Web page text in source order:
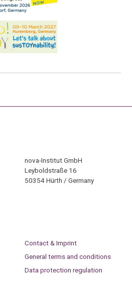
nova-Institut GmbH
Leyboldstraße 16
50354 Hürth / Germany
Contact & Imprint
General terms and conditions
Data protection regulation